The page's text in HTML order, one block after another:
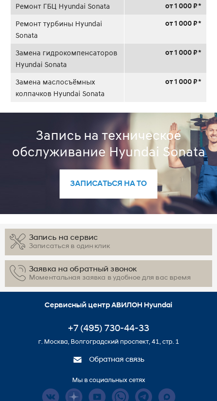
Ремонт ГБЦ Hyundai Sonata от 1 000 ₽ *
Ремонт турбины Hyundai
Sonata
от 1 000 ₽ *
Замена гидрокомпенсаторов
Hyundai Sonata
от 1 000 ₽ *
Замена маслосъёмных
колпачков Hyundai Sonata
от 1 000 ₽ *
Запись на техническое
обслуживание Hyundai Sonata
ЗАПИСАТЬСЯ НА ТО
Запись на сервис
Записаться в один клик
Заявка на обратный звонок
Моментальная заявка в удобное для вас время
Сервисный центр АВИЛОН Hyundai
+7 (495) 730-44-33
г. Москва, Волгоградский проспект, 41, стр. 1
Обратная связь
Мы в социальных сетях